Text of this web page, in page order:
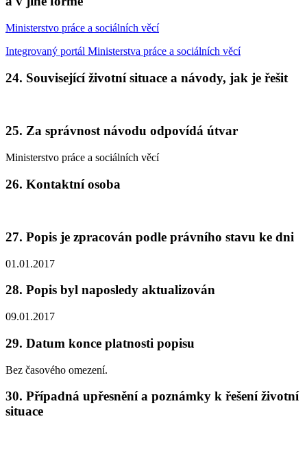
Ministerstvo práce a sociálních věcí
Integrovaný portál Ministerstva práce a sociálních věcí
24. Související životní situace a návody, jak je řešit
25. Za správnost návodu odpovídá útvar
Ministerstvo práce a sociálních věcí
26. Kontaktní osoba
27. Popis je zpracován podle právního stavu ke dni
01.01.2017
28. Popis byl naposledy aktualizován
09.01.2017
29. Datum konce platnosti popisu
Bez časového omezení.
30. Případná upřesnění a poznámky k řešení životní
situace